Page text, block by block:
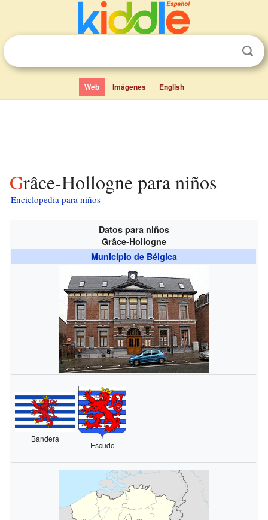
Web Imágenes English
Grâce-Hollogne para niños
Enciclopedia para niños
Datos para niños
Grâce-Hollogne
Municipio de Bélgica
Bandera
Escudo